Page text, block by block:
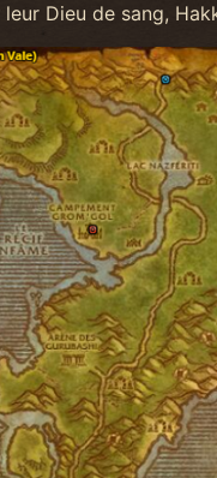
Dieu de sang,